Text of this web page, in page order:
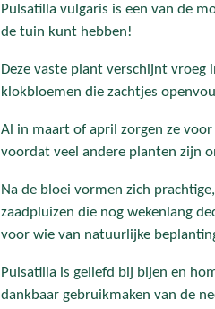
Pulsatilla vulgaris is een van de
de tuin kunt hebben!
Deze vaste plant verschijnt
klokbloemen die zachtjes
Al in maart of april zorgen ze
voordat veel andere planten zijn
Na de bloei vormen zich
zaadpluizen die nog wekenlang
voor wie van natuurlijke
Pulsatilla is geliefd bij bijen en
dankbaar gebruikmaken van de